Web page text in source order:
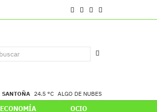
SANTOÑA 24.5 °C ALGO DE NUBES
ECONOMÍA OCIO